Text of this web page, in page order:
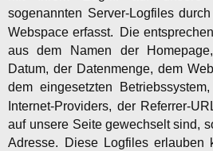
sogenannten Server-Logfiles durch
Webspace erfasst. Die
aus
dem Namen der Homepage,
Datum, der Datenmenge, dem
dem eingesetzten Betriebssystem,
Internet-Providers, der Referrer-
auf unsere Seite gewechselt sind,
Adresse.
Diese Logfiles erlauben